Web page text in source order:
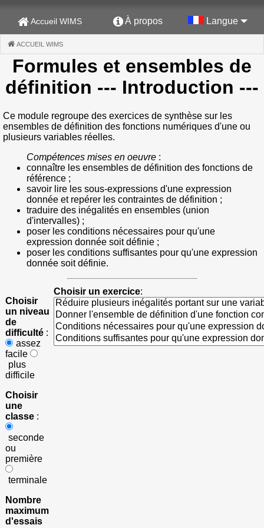
Accueil WIMS À propos Langue
ACCUEIL WIMS
Formules et ensembles de
définition --- Introduction ---
Ce module regroupe des exercices de synthèse sur les
ensembles de définition des fonctions numériques d'une ou
plusieurs variables réelles.
Compétences mises en oeuvre :
connaître les ensembles de définition des fonctions de
référence ;
savoir lire les sous-expressions d'une expression
donnée et repérer les contraintes de définition ;
traduire des inégalités en ensembles (union
d'intervalles) ;
poser les conditions nécessaires pour qu'une
expression donnée soit définie ;
poser les conditions suffisantes pour qu'une expression
donnée soit définie.
Choisir
un niveau
de
difficulté :
assez
facile
plus
difficile
Choisir
une
classe :
seconde
ou
première
terminale
Nombre
maximum
d'essais
Choisir un exercice: